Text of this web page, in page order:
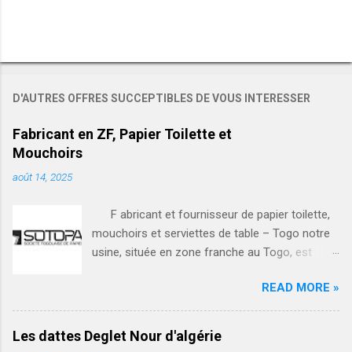
D'AUTRES OFFRES SUCCEPTIBLES DE VOUS INTERESSER
Fabricant en ZF, Papier Toilette et
Mouchoirs
août 14, 2025
F abricant et fournisseur de papier toilette,
mouchoirs et serviettes de table – Togo notre
usine, située en zone franche au Togo, est
gros de produits hygiéniques de haute qualité : •
papier toilette (rouleaux simples et doubles,
différents grammages) • mouchoirs en papier
(boîtes) • serviettes de table (blanches ou
READ MORE »
Les dattes Deglet Nour d'algérie